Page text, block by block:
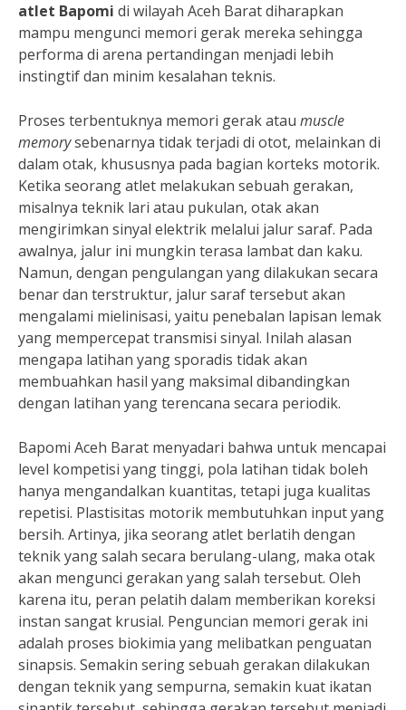
atlet Bapomi di wilayah Aceh Barat diharapkan
mampu mengunci memori gerak mereka sehingga
performa di arena pertandingan menjadi lebih
instingtif dan minim kesalahan teknis.
Proses terbentuknya memori gerak atau muscle
memorysebenarnya tidak terjadi di otot, melainkan di
dalam otak, khususnya pada bagian korteks motorik.
Ketika seorang atlet melakukan sebuah gerakan,
misalnya teknik lari atau pukulan, otak akan
mengirimkan sinyal elektrik melalui jalur saraf. Pada
awalnya, jalur ini mungkin terasa lambat dan kaku.
Namun, dengan pengulangan yang dilakukan secara
benar dan terstruktur, jalur saraf tersebut akan
mengalami mielinisasi, yaitu penebalan lapisan lemak
yang mempercepat transmisi sinyal. Inilah alasan
mengapa latihan yang sporadis tidak akan
membuahkan hasil yang maksimal dibandingkan
dengan latihan yang terencana secara periodik.
Bapomi Aceh Barat menyadari bahwa untuk mencapai
level kompetisi yang tinggi, pola latihan tidak boleh
hanya mengandalkan kuantitas, tetapi juga kualitas
repetisi. Plastisitas motorik membutuhkan input yang
bersih. Artinya, jika seorang atlet berlatih dengan
teknik yang salah secara berulang-ulang, maka otak
akan mengunci gerakan yang salah tersebut. Oleh
karena itu, peran pelatih dalam memberikan koreksi
instan sangat krusial. Penguncian memori gerak ini
adalah proses biokimia yang melibatkan penguatan
sinapsis. Semakin sering sebuah gerakan dilakukan
dengan teknik yang sempurna, semakin kuat ikatan